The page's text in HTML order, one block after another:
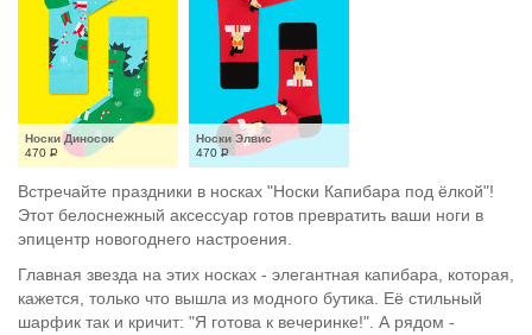
Носки Диносок
470 Р
Носки Элвис
470 Р
Встречайте праздники в носках "Носки Капибара под ёлкой"!
Этот белоснежный аксессуар готов превратить ваши ноги в
эпицентр новогоднего настроения.
Главная звезда на этих носках - элегантная капибара, которая,
кажется, только что вышла из модного бутика. Её стильный
шарфик так и кричит: "Я готова к вечеринке!". А рядом -